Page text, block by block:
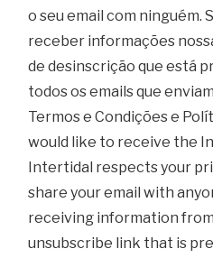
o seu email com ninguém.
receber informações
de desinscrição que está
todos os emails que
Termos e Condições e
would like to receive the
Intertidal respects your
share your email with
receiving information
unsubscribe link that is